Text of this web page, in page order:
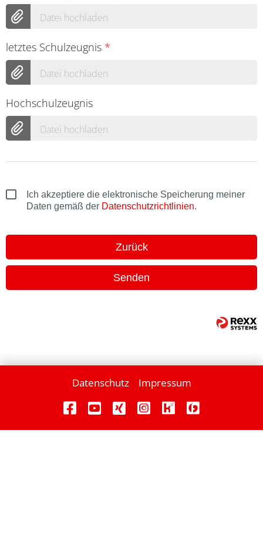
Datei hochladen
letztes Schulzeugnis *
Datei hochladen
Hochschulzeugnis
Datei hochladen
Ich akzeptiere die elektronische Speicherung meiner
Daten gemäß der Datenschutzrichtlinien.
Zurück
Senden
Datenschutz Impressum